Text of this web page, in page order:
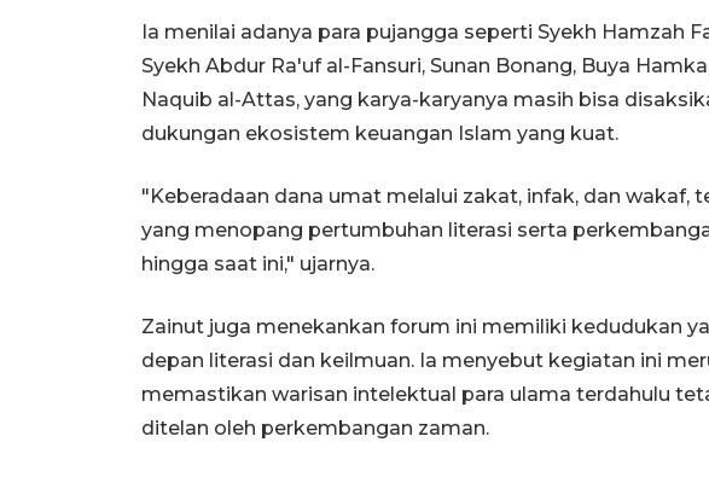
Ia menilai adanya para pujangga seperti Syekh Hamzah
Syekh Abdur Ra'uf al-Fansuri, Sunan Bonang, Buya
Naquib al-Attas, yang karya-karyanya masih bisa
dukungan ekosistem keuangan Islam yang kuat.
"Keberadaan dana umat melalui zakat, infak, dan wakaf,
yang menopang pertumbuhan literasi serta
hingga saat ini," ujarnya.
Zainut juga menekankan forum ini memiliki kedudukan
depan literasi dan keilmuan. Ia menyebut kegiatan ini
memastikan warisan intelektual para ulama terdahulu
ditelan oleh perkembangan zaman.